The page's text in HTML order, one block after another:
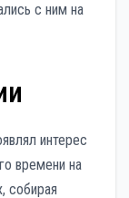
с ним на
интерес
времени на
собирая